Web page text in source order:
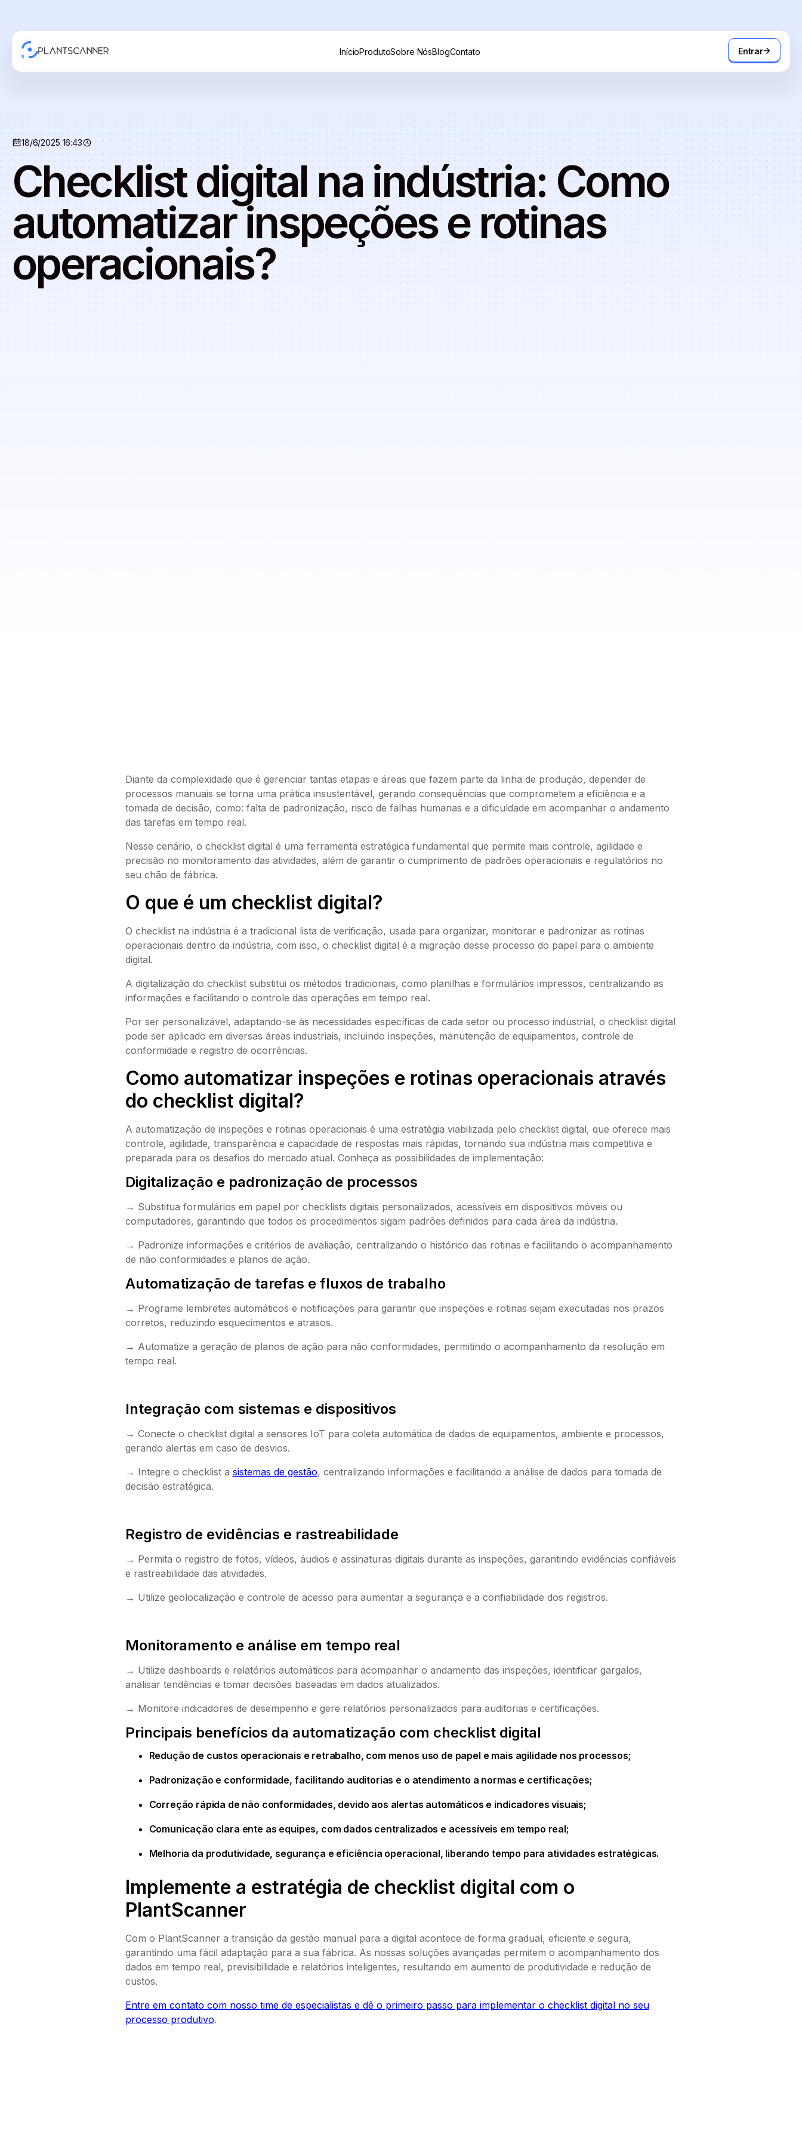
InícioProdutoSobre NósBlogContato Entrar
18/6/2025 16:43
Checklist digital na indústria: Como
automatizar inspeções e rotinas
operacionais?
Diante da complexidade que é gerenciar tantas etapas e áreas que fazem parte da linha de produção, depender de
processos manuais se torna uma prática insustentável, gerando consequências que comprometem a eficiência e a
tomada de decisão, como: falta de padronização, risco de falhas humanas e a dificuldade em acompanhar o andamento
das tarefas em tempo real.
Nesse cenário, o checklist digital é uma ferramenta estratégica fundamental que permite mais controle, agilidade e
precisão no monitoramento das atividades, além de garantir o cumprimento de padrões operacionais e regulatórios no
seu chão de fábrica.
O que é um checklist digital?
O checklist na indústria é a tradicional lista de verificação, usada para organizar, monitorar e padronizar as rotinas
operacionais dentro da indústria, com isso, o checklist digital é a migração desse processo do papel para o ambiente
digital.
A digitalização do checklist substitui os métodos tradicionais, como planilhas e formulários impressos, centralizando as
informações e facilitando o controle das operações em tempo real.
Por ser personalizável, adaptando-se às necessidades específicas de cada setor ou processo industrial, o checklist digital
pode ser aplicado em diversas áreas industriais, incluindo inspeções, manutenção de equipamentos, controle de
conformidade e registro de ocorrências.
Como automatizar inspeções e rotinas operacionais através
do checklist digital?
A automatização de inspeções e rotinas operacionais é uma estratégia viabilizada pelo checklist digital, que oferece mais
controle, agilidade, transparência e capacidade de respostas mais rápidas, tornando sua indústria mais competitiva e
preparada para os desafios do mercado atual. Conheça as possibilidades de implementação:
Digitalização e padronização de processos
→ Substitua formulários em papel por checklists digitais personalizados, acessíveis em dispositivos móveis ou
computadores, garantindo que todos os procedimentos sigam padrões definidos para cada área da indústria.
→ Padronize informações e critérios de avaliação, centralizando o histórico das rotinas e facilitando o acompanhamento
de não conformidades e planos de ação.
Automatização de tarefas e fluxos de trabalho
→ Programe lembretes automáticos e notificações para garantir que inspeções e rotinas sejam executadas nos prazos
corretos, reduzindo esquecimentos e atrasos.
→ Automatize a geração de planos de ação para não conformidades, permitindo o acompanhamento da resolução em
tempo real.
Integração com sistemas e dispositivos
→ Conecte o checklist digital a sensores IoT para coleta automática de dados de equipamentos, ambiente e processos,
gerando alertas em caso de desvios.
→ Integre o checklist a sistemas de gestão, centralizando informações e facilitando a análise de dados para tomada de
decisão estratégica.
Registro de evidências e rastreabilidade
→ Permita o registro de fotos, vídeos, áudios e assinaturas digitais durante as inspeções, garantindo evidências confiáveis
e rastreabilidade das atividades.
→ Utilize geolocalização e controle de acesso para aumentar a segurança e a confiabilidade dos registros.
Monitoramento e análise em tempo real
→ Utilize dashboards e relatórios automáticos para acompanhar o andamento das inspeções, identificar gargalos,
analisar tendências e tomar decisões baseadas em dados atualizados.
→ Monitore indicadores de desempenho e gere relatórios personalizados para auditorias e certificações.
Principais benefícios da automatização com checklist digital
Redução de custos operacionais e retrabalho, com menos uso de papel e mais agilidade nos processos;
Padronização e conformidade, facilitando auditorias e o atendimento a normas e certificações;
Correção rápida de não conformidades, devido aos alertas automáticos e indicadores visuais;
Comunicação clara ente as equipes, com dados centralizados e acessíveis em tempo real;
Melhoria da produtividade, segurança e eficiência operacional, liberando tempo para atividades estratégicas.
Implemente a estratégia de checklist digital com o
PlantScanner
Com o PlantScanner a transição da gestão manual para a digital acontece de forma gradual, eficiente e segura,
garantindo uma fácil adaptação para a sua fábrica. As nossas soluções avançadas permitem o acompanhamento dos
dados em tempo real, previsibilidade e relatórios inteligentes, resultando em aumento de produtividade e redução de
custos.
Entre em contato com nosso time de especialistas e dê o primeiro passo para implementar o checklist digital no seu
processo produtivo.